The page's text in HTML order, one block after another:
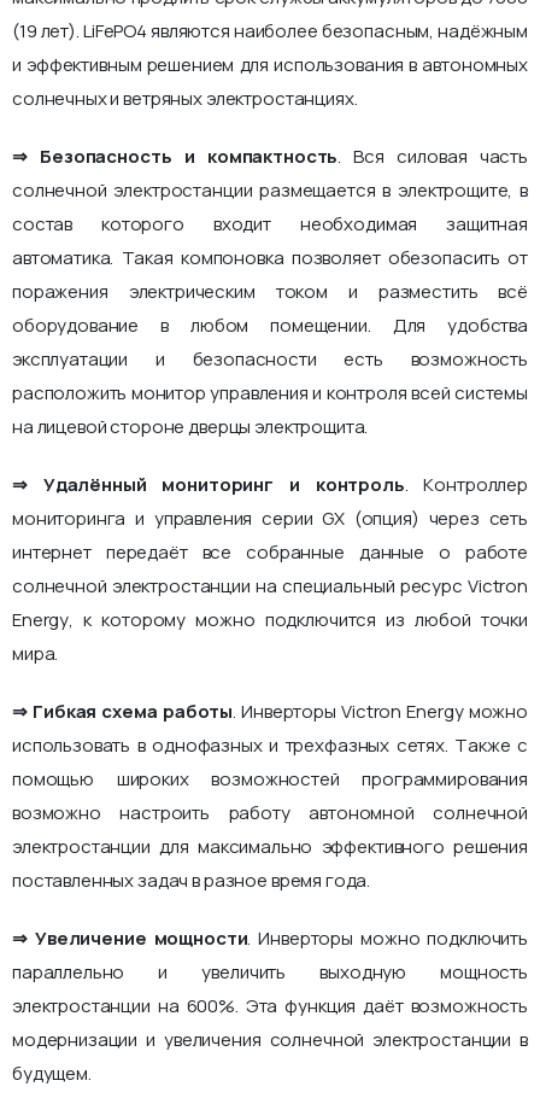
(19 лет). LiFePO4 являются наиболее безопасным, надёжным
и эффективным решением для использования в автономных
солнечных и ветряных электростанциях.
⇒ Безопасность и компактность. Вся силовая часть
солнечной электростанции размещается в электрощите, в
состав которого входит необходимая защитная
автоматика. Такая компоновка позволяет обезопасить от
поражения электрическим током и разместить всё
оборудование в любом помещении. Для удобства
эксплуатации и безопасности есть возможность
расположить монитор управления и контроля всей системы
на лицевой стороне дверцы электрощита.
⇒ Удалённый мониторинг и контроль. Контроллер
мониторинга и управления серии GX (опция) через сеть
интернет передаёт все собранные данные о работе
солнечной электростанции на специальный ресурс Victron
Energy, к которому можно подключится из любой точки
мира.
⇒ Гибкая схема работы. Инверторы Victron Energy можно
использовать в однофазных и трехфазных сетях. Также с
помощью широких возможностей программирования
возможно настроить работу автономной солнечной
электростанции для максимально эффективного решения
поставленных задач в разное время года.
⇒ Увеличение мощности. Инверторы можно подключить
параллельно и увеличить выходную мощность
электростанции на 600%. Эта функция даёт возможность
модернизации и увеличения солнечной электростанции в
будущем.